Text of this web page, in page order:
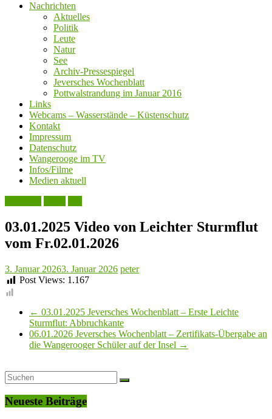
Nachrichten
Aktuelles
Politik
Leute
Natur
See
Archiv-Pressespiegel
Jeversches Wochenblatt
Pottwalstrandung im Januar 2016
Links
Webcams – Wasserstände – Küstenschutz
Kontakt
Impressum
Datenschutz
Wangerooge im TV
Infos/Filme
Medien aktuell
03.01.2025 Video von Leichter Sturmflut
vom Fr.02.01.2026
3. Januar 20263. Januar 2026 peter
Post Views: 1.167
← 03.01.2025 Jeversches Wochenblatt – Erste Leichte
Sturmflut: Abbruchkante
06.01.2026 Jeversches Wochenblatt – Zertifikats-Übergabe an
die Wangerooger Schüler auf der Insel →
Neueste Beiträge